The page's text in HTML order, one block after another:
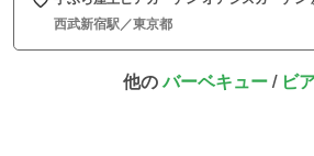
西武新宿駅／東京都
他のバーベキュー/ ビ